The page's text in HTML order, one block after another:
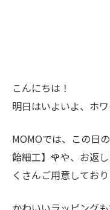
こんにちは！
明日はいよいよ、ホ
MOMOでは、この日
飴細工】🌹や、お返
くさんご用意してお